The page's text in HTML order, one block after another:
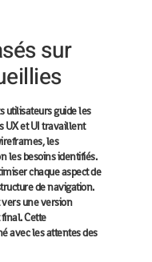
sur
utilisateurs guide les
UX et UI travaillent
les
les besoins identifiés.
chaque aspect de
de navigation.
une version
Cette
avec les attentes des